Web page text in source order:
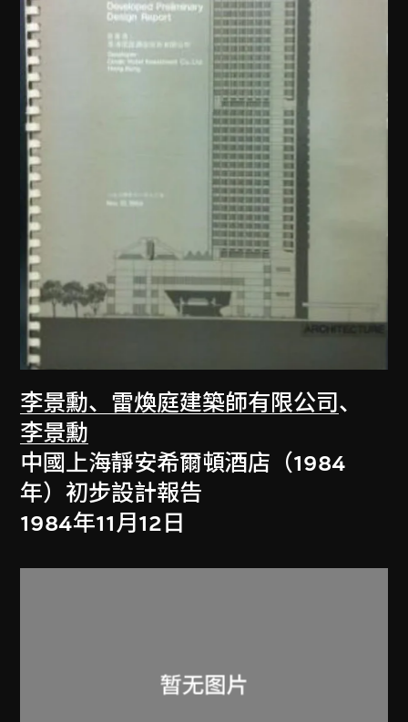
李景勳、雷煥庭建築師有限公司 、
李景勳
中國上海靜安希爾頓酒店（1984
年）初步設計報告
1984年11月12日